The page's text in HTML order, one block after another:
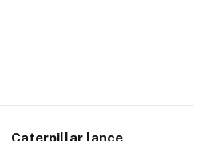
Caterpillar lance